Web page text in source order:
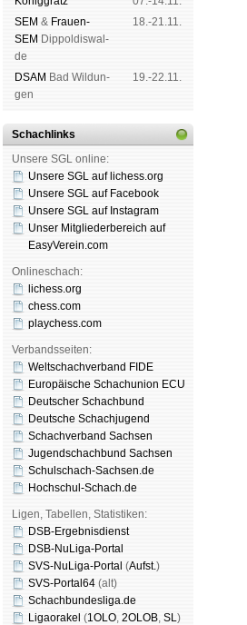
SEM & Frauen-
SEM Dip­pol­dis­wal­
de
18.-21.11.
DSAM Bad Wil­dun­
gen
19.-22.11.
Schachlinks
Unsere SGL online:
Unsere SGL auf li­chess.org
Unsere SGL auf Face­book
Unsere SGL auf Insta­gram
Unser Mitgliederbereich auf
EasyVerein.com
Onlineschach:
lichess.org
chess.com
playchess.com
Verbandsseiten:
Weltschachverband FIDE
Europäische Schachunion ECU
Deutscher Schachbund
Deutsche Schachjugend
Schachverband Sachsen
Jugendschachbund Sachsen
Schulschach-Sachsen.de
Hochschul-Schach.de
Ligen, Tabellen, Statistiken:
DSB-Ergebnisdienst
DSB-NuLiga-Portal
SVS-NuLiga-Portal (Aufst.)
SVS-Portal64 (alt)
Schachbundesliga.de
Ligaorakel (1OLO, 2OLOB, SL)